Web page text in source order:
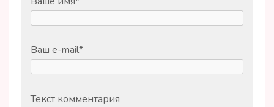
Ваш e-mail*
Текст комментария